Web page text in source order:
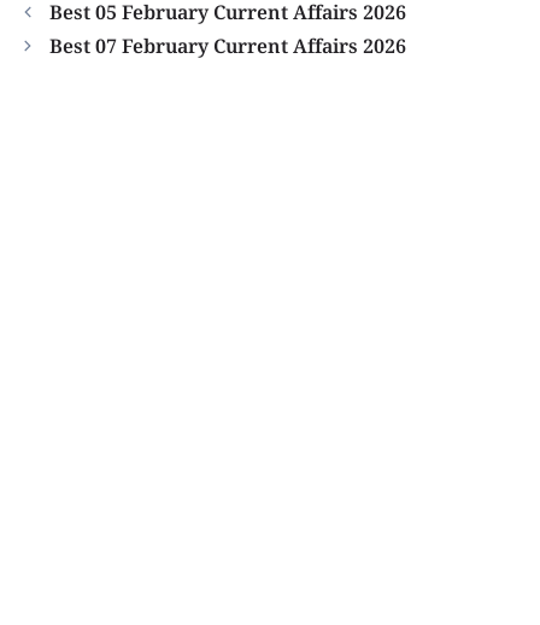
Best 05 February Current Affairs 2026
Best 07 February Current Affairs 2026